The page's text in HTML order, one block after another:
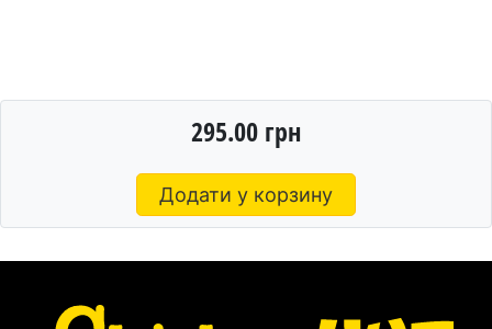
295.00 грн
Додати у корзину